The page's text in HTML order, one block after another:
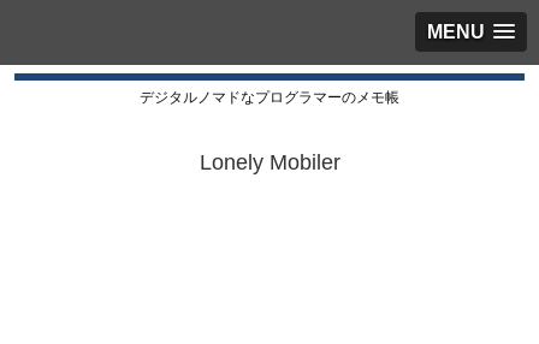
MENU
デジタルノマドなプログラマーのメモ帳
Lonely Mobiler